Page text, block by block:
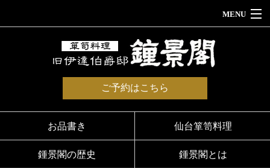
MENU
法事法要のお集まり
お食い初め
ご予約はこちら
お品書き 仙台箪笥料理
鍾景閣の歴史 鍾景閣とは